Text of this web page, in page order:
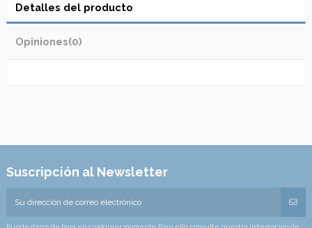
Detalles del producto
Opiniones(0)
Suscripción al Newsletter
Puede darse de baja en cualquier momento. Para ello, consulte nuestra información de